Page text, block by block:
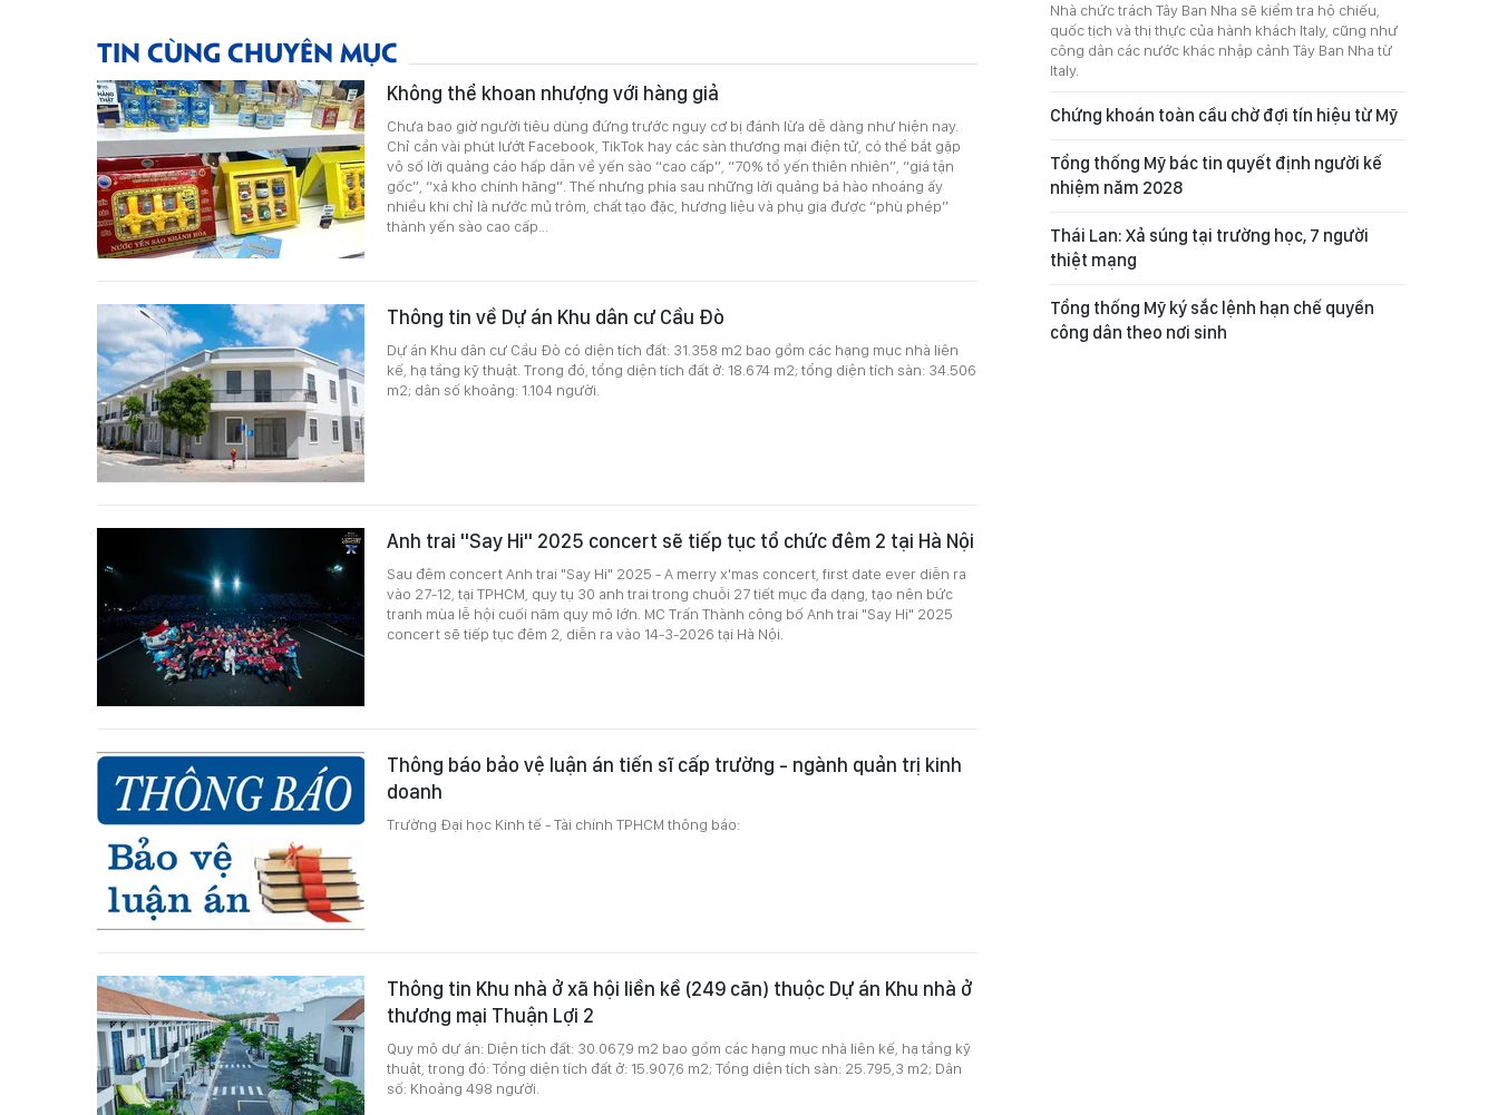
TIN CÙNG CHUYÊN MỤC
Không thể khoan nhượng với hàng giả
Chưa bao giờ người tiêu dùng đứng trước nguy cơ bị đánh lừa dễ dàng như hiện nay.
Chỉ cần vài phút lướt Facebook, TikTok hay các sàn thương mại điện tử, có thể bắt gặp
vô số lời quảng cáo hấp dẫn về yến sào “cao cấp”, “70% tổ yến thiên nhiên”, “giá tận
gốc”, “xả kho chính hãng”. Thế nhưng phía sau những lời quảng bá hào nhoáng ấy
nhiều khi chỉ là nước mủ trôm, chất tạo đặc, hương liệu và phụ gia được “phù phép”
thành yến sào cao cấp...
Thông tin về Dự án Khu dân cư Cầu Đò
Dự án Khu dân cư Cầu Đò có diện tích đất: 31.358 m2 bao gồm các hạng mục nhà liên
kế, hạ tầng kỹ thuật. Trong đó, tổng diện tích đất ở: 18.674 m2; tổng diện tích sàn: 34.506
m2; dân số khoảng: 1.104 người.
Anh trai "Say Hi" 2025 concert sẽ tiếp tục tổ chức đêm 2 tại Hà Nội
Sau đêm concert Anh trai "Say Hi" 2025 - A merry x'mas concert, first date ever diễn ra
vào 27-12, tại TPHCM, quy tụ 30 anh trai trong chuỗi 27 tiết mục đa dạng, tạo nên bức
tranh mùa lễ hội cuối năm quy mô lớn. MC Trấn Thành công bố Anh trai "Say Hi" 2025
concert sẽ tiếp tục đêm 2, diễn ra vào 14-3-2026 tại Hà Nội.
Thông báo bảo vệ luận án tiến sĩ cấp trường - ngành quản trị kinh
doanh
Trường Đại học Kinh tế - Tài chính TPHCM thông báo:
Thông tin Khu nhà ở xã hội liền kề (249 căn) thuộc Dự án Khu nhà ở
thương mại Thuận Lợi 2
Quy mô dự án: Diện tích đất: 30.067,9 m2 bao gồm các hạng mục nhà liên kế, hạ tầng kỹ
thuật, trong đó: Tổng diện tích đất ở: 15.907,6 m2; Tổng diện tích sàn: 25.795,3 m2; Dân
số: Khoảng 498 người.
Nhà chức trách Tây Ban Nha sẽ kiểm tra hộ chiếu,
quốc tịch và thị thực của hành khách Italy, cũng như
công dân các nước khác nhập cảnh Tây Ban Nha từ
Italy.
Chứng khoán toàn cầu chờ đợi tín hiệu từ Mỹ
Tổng thống Mỹ bác tin quyết định người kế
nhiệm năm 2028
Thái Lan: Xả súng tại trường học, 7 người
thiệt mạng
Tổng thống Mỹ ký sắc lệnh hạn chế quyền
công dân theo nơi sinh